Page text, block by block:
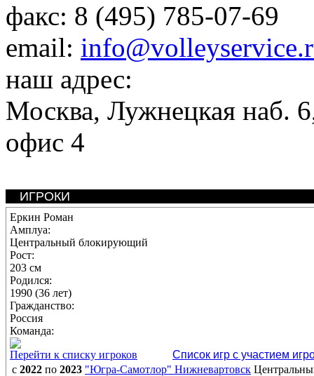
факс: 8 (495) 785-07-69
email:
наш адрес:
Москва, Лужнецкая наб.
офис 4
ИГРОКИ
Еркин Роман
Амплуа:
Центральный блокирующий
Рост:
203 см
Родился:
1990 (36 лет)
Гражданство:
Россия
Команда:
Перейти к списку игроков
Список игр с участием
с 2022 по 2023 "Югра-Самотлор" Нижневартовск